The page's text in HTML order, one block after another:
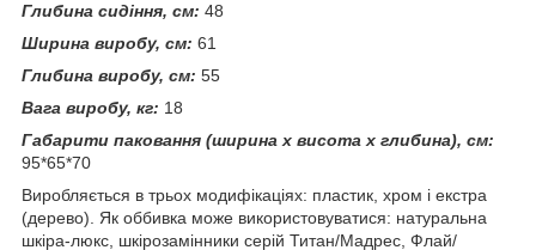
Глибина сидіння, см: 48
Ширина виробу, см: 61
Глибина виробу, см: 55
Вага виробу, кг: 18
Габарити паковання (ширина х висота х глибина), см:
95*65*70
Виробляється в трьох модифікаціях: пластик, хром і екстра
(дерево). Як оббивка може використовуватися: натуральна
шкіра-люкс, шкірозамінники серій Титан/Мадрес, Флай/